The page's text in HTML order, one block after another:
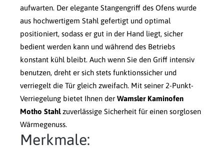
aufwarten. Der elegante Stangengriff des Ofens wurde
aus hochwertigem Stahl gefertigt und optimal
positioniert, sodass er gut in der Hand liegt, sicher
bedient werden kann und während des Betriebs
konstant kühl bleibt. Auch wenn Sie den Griff intensiv
benutzen, dreht er sich stets funktionssicher und
verriegelt die Tür gleich zweifach. Mit seiner 2-Punkt-
Verriegelung bietet Ihnen der Wamsler Kaminofen
Motho Stahlzuverlässige Sicherheit für einen sorglosen
Wärmegenuss.
Merkmale: